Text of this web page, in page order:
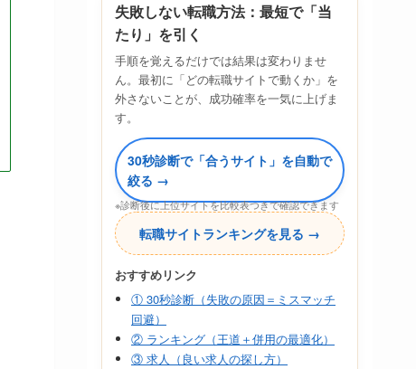
失敗しない転職方法：最短で「当
たり」を引く
手順を覚えるだけでは結果は変わりませ
ん。最初に「どの転職サイトで動くか」を
外さないことが、成功確率を一気に上げま
す。
30秒診断で「合うサイト」を自動で
絞る →
※診断後に上位サイトを比較表つきで確認できます
転職サイトランキングを見る →
おすすめリンク
① 30秒診断（失敗の原因＝ミスマッチ
回避）
② ランキング（王道＋併用の最適化）
③ 求人（良い求人の探し方）